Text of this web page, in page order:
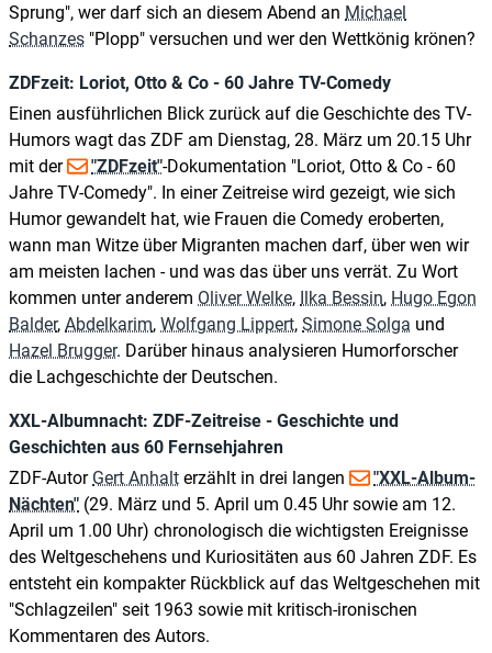
Sprung", wer darf sich an diesem Abend an Michael
Schanzes "Plopp" versuchen und wer den Wettkönig krönen?
ZDFzeit: Loriot, Otto & Co - 60 Jahre TV-Comedy
Einen ausführlichen Blick zurück auf die Geschichte des TV-
Humors wagt das ZDF am Dienstag, 28. März um 20.15 Uhr
mit der
"ZDFzeit"-Dokumentation "Loriot, Otto & Co - 60
Jahre TV-Comedy". In einer Zeitreise wird gezeigt, wie sich
Humor gewandelt hat, wie Frauen die Comedy eroberten,
wann man Witze über Migranten machen darf, über wen wir
am meisten lachen - und was das über uns verrät. Zu Wort
kommen unter anderem Oliver Welke, Ilka Bessin, Hugo Egon
Balder, Abdelkarim, Wolfgang Lippert, Simone Solga und
Hazel Brugger. Darüber hinaus analysieren Humorforscher
die Lachgeschichte der Deutschen.
XXL-Albumnacht: ZDF-Zeitreise - Geschichte und
Geschichten aus 60 Fernsehjahren
ZDF-Autor Gert Anhalt erzählt in drei langen
"XXL-Album-
Nächten" (29. März und 5. April um 0.45 Uhr sowie am 12.
April um 1.00 Uhr) chronologisch die wichtigsten Ereignisse
des Weltgeschehens und Kuriositäten aus 60 Jahren ZDF. Es
entsteht ein kompakter Rückblick auf das Weltgeschehen mit
"Schlagzeilen" seit 1963 sowie mit kritisch-ironischen
Kommentaren des Autors.